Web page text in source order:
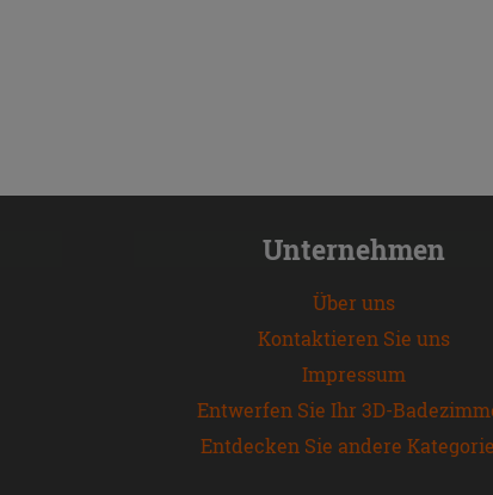
Unternehmen
Über uns
Kontaktieren Sie uns
Impressum
Entwerfen Sie Ihr 3D-
Entdecken Sie andere